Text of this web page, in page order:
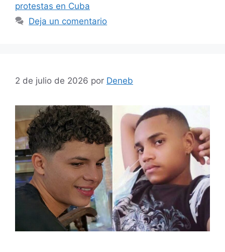
protestas en Cuba
Deja un comentario
2 de julio de 2026 por Deneb